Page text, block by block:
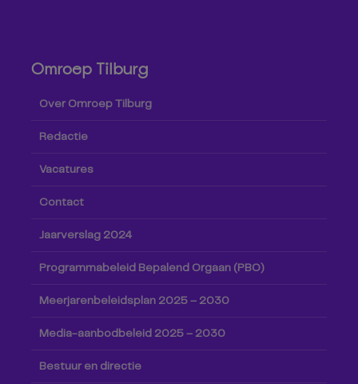
Omroep Tilburg
Over Omroep Tilburg
Redactie
Vacatures
Contact
Jaarverslag 2024
Programmabeleid Bepalend Orgaan (PBO)
Meerjarenbeleidsplan 2025 – 2030
Media-aanbodbeleid 2025 – 2030
Bestuur en directie